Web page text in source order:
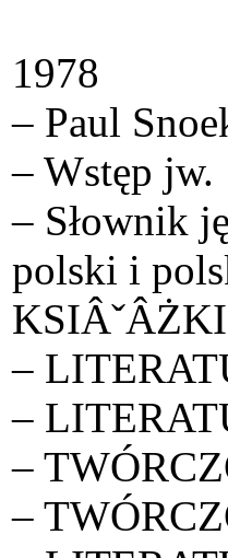
1978
– Paul
– Wstęp jw.
– Słownik
polski i
–
–
–
–